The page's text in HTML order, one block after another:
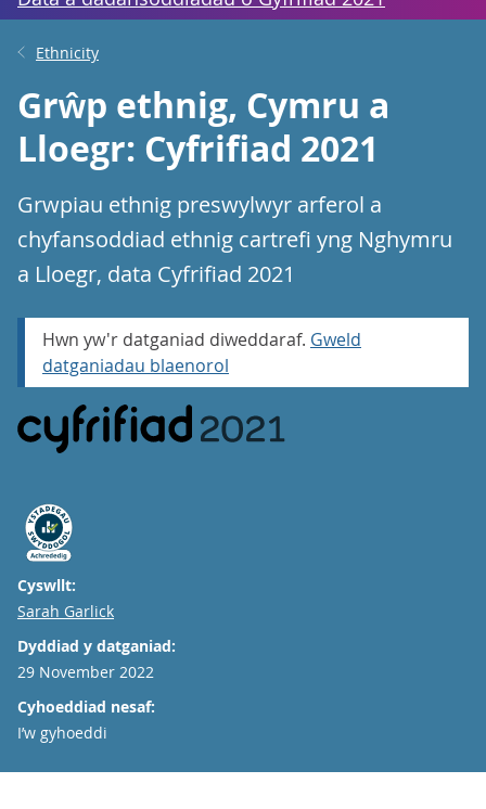
Ethnicity
Grŵp ethnig, Cymru a
Lloegr: Cyfrifiad 2021
Grwpiau ethnig preswylwyr arferol a
chyfansoddiad ethnig cartrefi yng Nghymru
a Lloegr, data Cyfrifiad 2021
Hwn yw'r datganiad diweddaraf. Gweld
datganiadau blaenorol
Cyswllt:
Email
Sarah Garlick
Dyddiad y datganiad:
29 November 2022
Cyhoeddiad nesaf:
I’w gyhoeddi